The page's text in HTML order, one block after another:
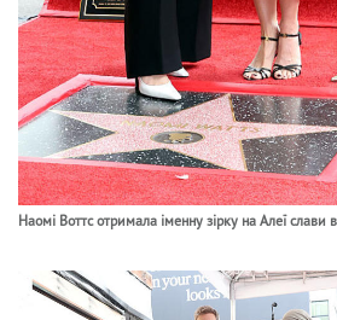
Наомі Воттс отримала іменну зірку на Алеї слави в